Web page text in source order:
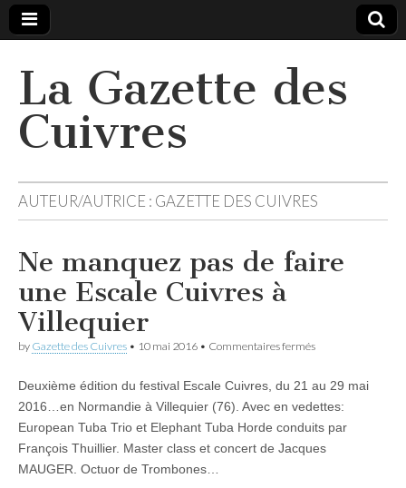
La Gazette des
Cuivres
AUTEUR/AUTRICE : GAZETTE DES CUIVRES
Ne manquez pas de faire
une Escale Cuivres à
Villequier
by Gazette des Cuivres • 10 mai 2016 • Commentaires ferméssur
pas
de
une
Escale
Deuxième édition du festival Escale Cuivres, du 21 au 29 mai
2016…en Normandie à Villequier (76). Avec en vedettes:
European Tuba Trio et Elephant Tuba Horde conduits par
François Thuillier. Master class et concert de Jacques
MAUGER. Octuor de Trombones…